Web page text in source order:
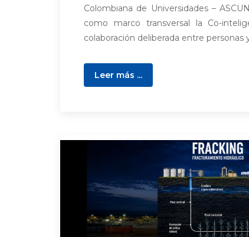
Colombiana de Universidades –
como marco transversal la Co-
colaboración deliberada entre personas
Leer más ...